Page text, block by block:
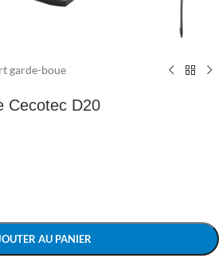
garde-boue
Cecotec D20
AU PANIER